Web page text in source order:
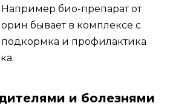
био-препарат от
бывает в комплексе с
подкормка и профилактика
и болезнями